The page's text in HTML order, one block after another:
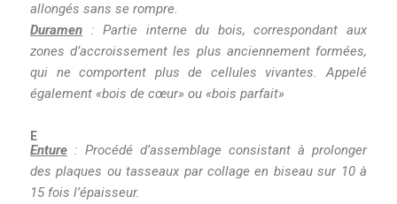
allongés sans se rompre.
Duramen : Partie interne du bois, correspondant aux
zones d’accroissement les plus anciennement formées,
qui ne comportent plus de cellules vivantes. Appelé
également «bois de cœur» ou «bois parfait»
E
Enture : Procédé d’assemblage consistant à prolonger
des plaques ou tasseaux par collage en biseau sur 10 à
15 fois l’épaisseur.